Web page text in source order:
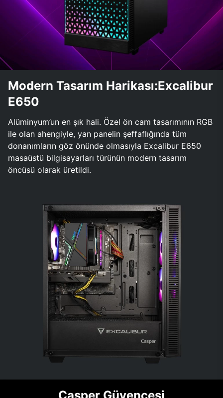
Modern Tasarım Harikası:Excalibur
E650
Alüminyum’un en şık hali. Özel ön cam tasarımının RGB
ile olan ahengiyle, yan panelin şeffaflığında tüm
donanımların göz önünde olmasıyla Excalibur E650
masaüstü bilgisayarları türünün modern tasarım
öncüsü olarak üretildi.